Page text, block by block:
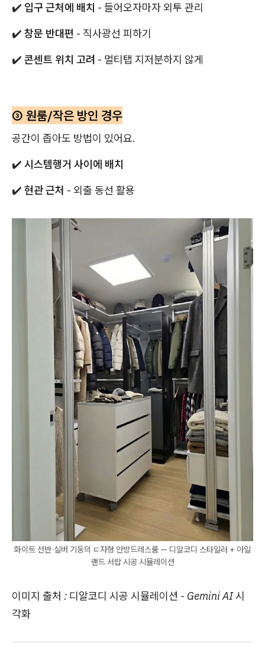
✔️ 입구 근처에 배치 - 들어오자마자 외투 관리
✔️ 창문 반대편 - 직사광선 피하기
✔️ 콘센트 위치 고려 - 멀티탭 지저분하지 않게
③ 원룸/작은 방인 경우
공간이 좁아도 방법이 있어요.
✔️ 시스템행거 사이에 배치
✔️ 현관 근처 - 외출 동선 활용
화이트 선반·실버 기둥의 ㄷ자형 안방드레스룸 — 디알코디 스타일러 + 아일
랜드 서랍 시공 시뮬레이션
이미지 출처 : 디알코디 시공 시뮬레이션 - Gemini AI 시
각화